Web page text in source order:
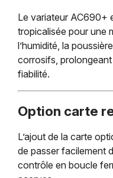
Le variateur AC690+
tropicalisée pour une
l’humidité, la
corrosifs,
fiabilité.
Option carte
L’ajout de la carte
de passer facilement
contrôle en boucle